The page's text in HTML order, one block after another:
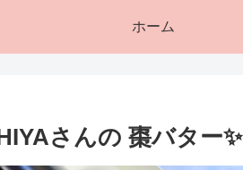
ホーム
さんの 棗バター✨